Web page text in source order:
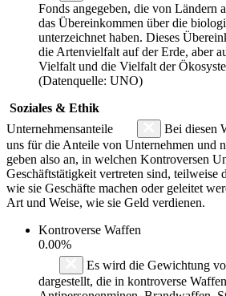
Fonds angegeben, die von Ländern
das Übereinkommen über die
unterzeichnet haben. Dieses
die Artenvielfalt auf der Erde, aber
Vielfalt und die Vielfalt der
(Datenquelle: UNO)
Soziales & Ethik
Unternehmensanteile
Bei diesen
uns für die Anteile von Unternehmen und
geben also an, in welchen Kontroversen
Geschäftstätigkeit vertreten sind, teilweise
wie sie Geschäfte machen oder geleitet
Art und Weise, wie sie Geld verdienen.
Kontroverse Waffen
0.00%
Es wird die Gewichtung
dargestellt, die in kontroverse